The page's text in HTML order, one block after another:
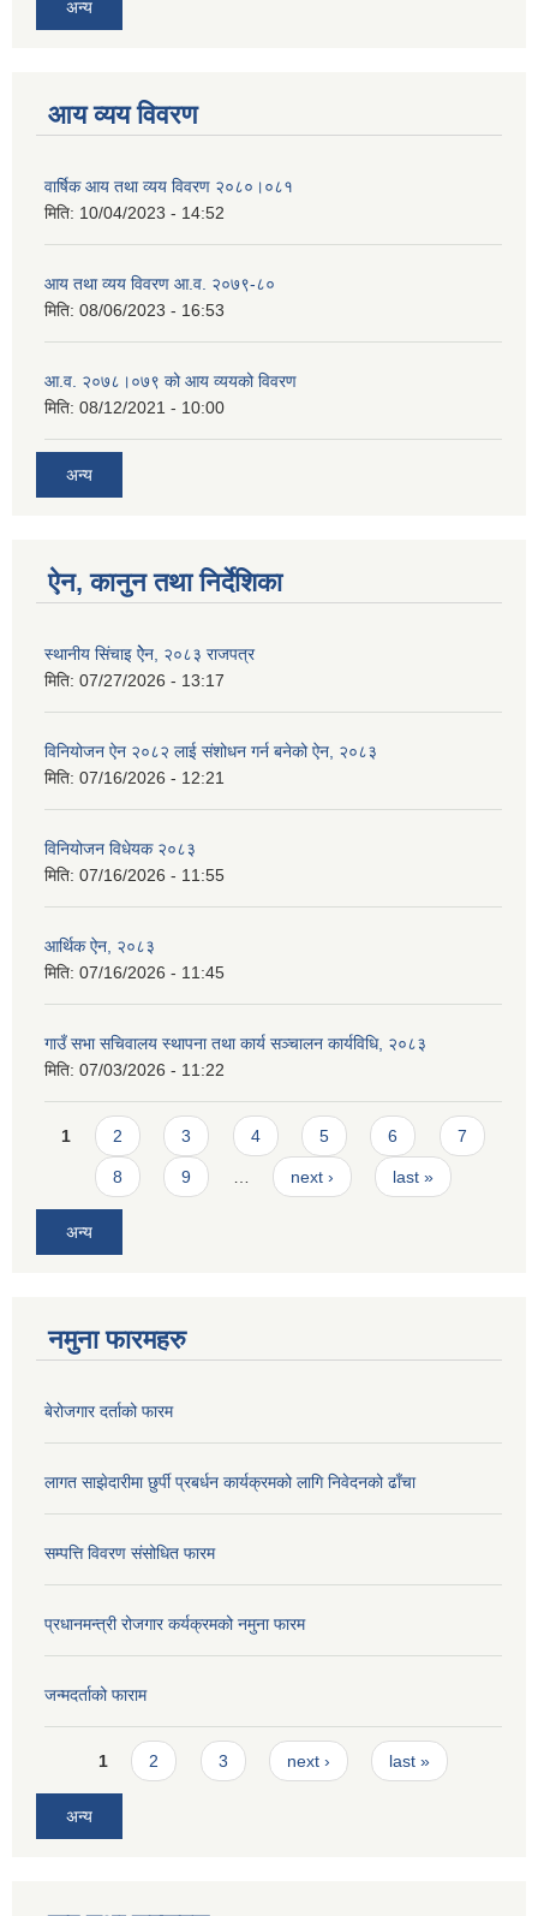
अन्य
आय व्यय विवरण
वार्षिक आय तथा व्यय विवरण २०८०।०८१
मिति: 10/04/2023 - 14:52
आय तथा व्यय विवरण आ.व. २०७९-८०
मिति: 08/06/2023 - 16:53
आ.व. २०७८।०७९ को आय व्ययको विवरण
मिति: 08/12/2021 - 10:00
अन्य
ऐन, कानुन तथा निर्देशिका
स्थानीय सिंचाइ ऐेन, २०८३ राजपत्र
मिति: 07/27/2026 - 13:17
विनियोजन ऐन २०८२ लाई संशोधन गर्न बनेको ऐन, २०८३
मिति: 07/16/2026 - 12:21
विनियोजन विधेयक २०८३
मिति: 07/16/2026 - 11:55
आर्थिक ऐन, २०८३
मिति: 07/16/2026 - 11:45
गाउँ सभा सचिवालय स्थापना तथा कार्य सञ्चालन कार्यविधि, २०८३
मिति: 07/03/2026 - 11:22
Pages
1 2 3 4 5 6 7
8 9 next › last »
अन्य
नमुना फारमहरु
बेरोजगार दर्ताको फारम
लागत साझेदारीमा छुर्पी प्रबर्धन कार्यक्रमको लागि निवेदनको ढाँचा
सम्पत्ति विवरण संसोधित फारम
प्रधानमन्त्री रोजगार कर्यक्रमको नमुना फारम
जन्मदर्ताको फाराम
Pages
1 2 3 next › last »
अन्य